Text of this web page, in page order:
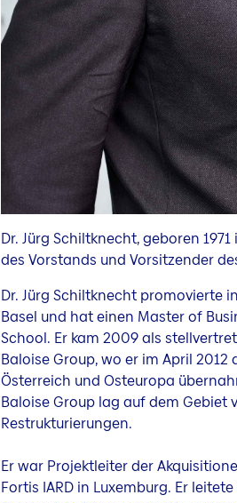
Dr. Jürg Schiltknecht, geboren
des Vorstands und Vorsitzender
Dr. Jürg Schiltknecht promovierte
Basel und hat einen Master of
School. Er kam 2009 als
Baloise Group, wo er im April
Österreich und Osteuropa
Baloise Group lag auf dem Gebiet
Restrukturierungen.
Er war Projektleiter der
Fortis IARD in Luxemburg. Er